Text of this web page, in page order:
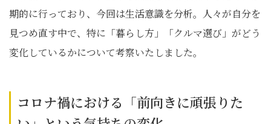
期的に行っており、今回は生活意識を分析。人々が自分を
見つめ直す中で、特に「暮らし方」「クルマ選び」がどう
変化しているかについて考察いたしました。
コロナ禍における「前向きに頑張りた